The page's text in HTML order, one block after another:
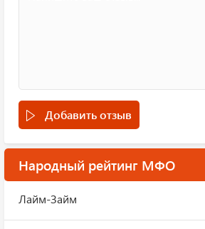
Добавить отзыв
Народный рейтинг МФО
Лайм-Займ